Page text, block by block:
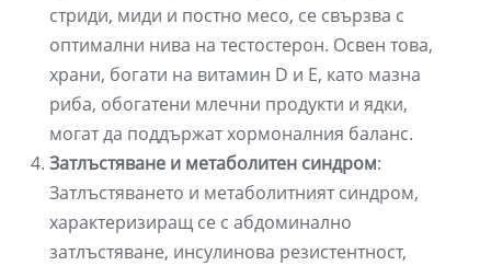
стриди, миди и постно месо, се свързва с
оптимални нива на тестостерон. Освен това,
храни, богати на витамин D и E, като мазна
риба, обогатени млечни продукти и ядки,
могат да поддържат хормоналния баланс.
Затлъстяване и метаболитен синдром:
Затлъстяването и метаболитният синдром,
характеризиращ се с абдоминално
затлъстяване, инсулинова резистентност,